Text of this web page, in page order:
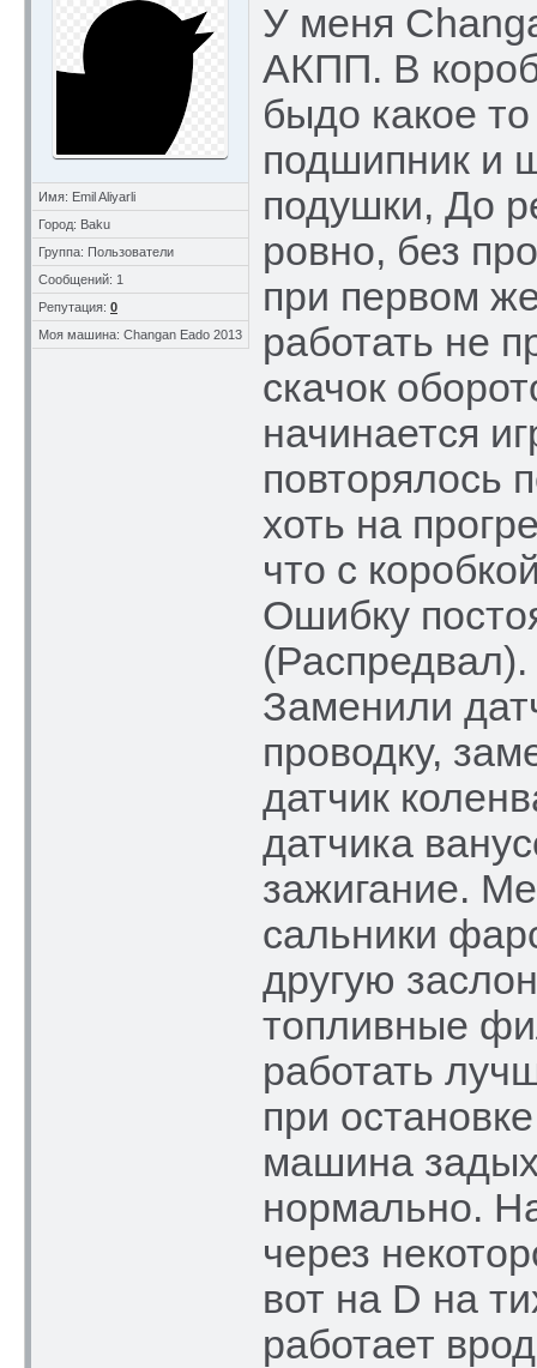
Имя: Emil Aliyarli
Город: Baku
Группа: Пользователи
Сообщений: 1
Репутация: 0
Моя машина: Changan Eado 2013
У меня
АКПП. В
быдо какое
подшипник и
подушки, До
ровно, без
при первом
работать не
скачок
начинается
повторялось
хоть на
что с
Ошибку
Заменили
проводку,
датчик
датчика
зажигание.
сальники
другую
топливные
работать
при
машина
нормально.
через
вот на D на
работает